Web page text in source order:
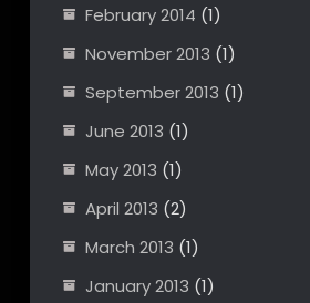
February 2014 (1)
November 2013 (1)
September 2013 (1)
June 2013 (1)
May 2013 (1)
April 2013 (2)
March 2013 (1)
January 2013 (1)